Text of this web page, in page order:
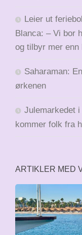
Leier ut
Blanca: – Vi bor
og tilbyr mer enn
Saharaman:
ørkenen
Julemarkedet
kommer folk fra
ARTIKLER MED